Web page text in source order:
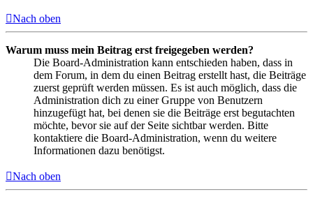
Nach oben
Warum muss mein Beitrag erst freigegeben werden?
Die Board-Administration kann entschieden haben, dass in
dem Forum, in dem du einen Beitrag erstellt hast, die Beiträge
zuerst geprüft werden müssen. Es ist auch möglich, dass die
Administration dich zu einer Gruppe von Benutzern
hinzugefügt hat, bei denen sie die Beiträge erst begutachten
möchte, bevor sie auf der Seite sichtbar werden. Bitte
kontaktiere die Board-Administration, wenn du weitere
Informationen dazu benötigst.
Nach oben